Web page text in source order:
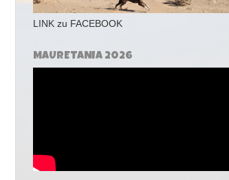
LINK zu FACEBOOK
MAURETANIA 2026